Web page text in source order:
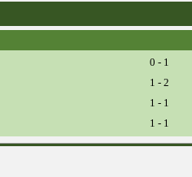
0 - 1
1 - 2
1 - 1
1 - 1